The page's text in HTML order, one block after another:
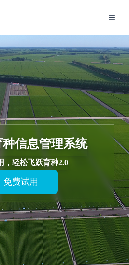
信息管理系统
，轻松飞跃育种2.0
免费试用